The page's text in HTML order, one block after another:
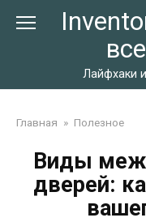
Лайфхаки
Главная » Полезное
Виды
дверей: